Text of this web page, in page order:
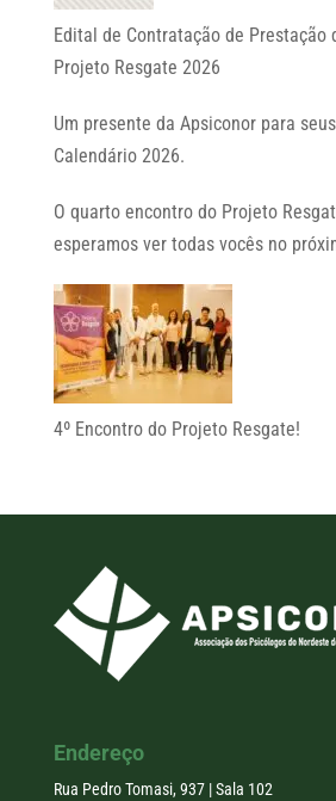
Edital de Contratação de Prestação
Projeto Resgate 2026
Um presente da Apsiconor para
Calendário 2026.
O quarto encontro do Projeto
esperamos ver todas vocês no
4º Encontro do Projeto Resgate!
Endereço
Rua Pedro Tomasi, 937 | Sala 102